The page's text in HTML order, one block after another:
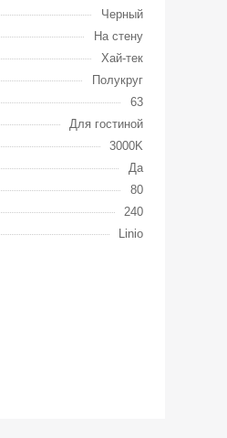
Черный
На стену
Хай-тек
Полукруг
63
Для гостиной
3000K
Да
80
240
Linio